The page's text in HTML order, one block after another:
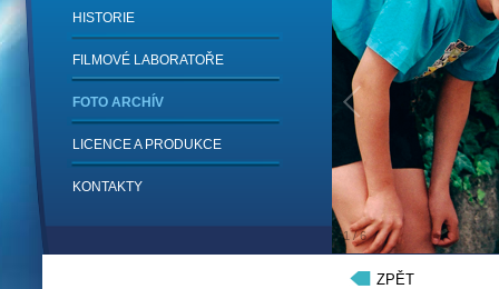
1/6
HISTORIE
FILMOVÉ LABORATOŘE
FOTO ARCHÍV
LICENCE A PRODUKCE
KONTAKTY
ZPĚT